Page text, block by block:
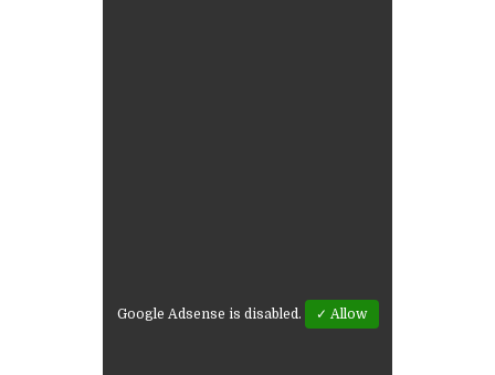
Google Adsense is disabled. ✓ Allow